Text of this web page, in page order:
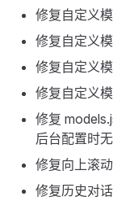
修复自定义
修复自定义
修复自定义
修复自定义
修复
后台配置时
修复向上滚
修复历史对